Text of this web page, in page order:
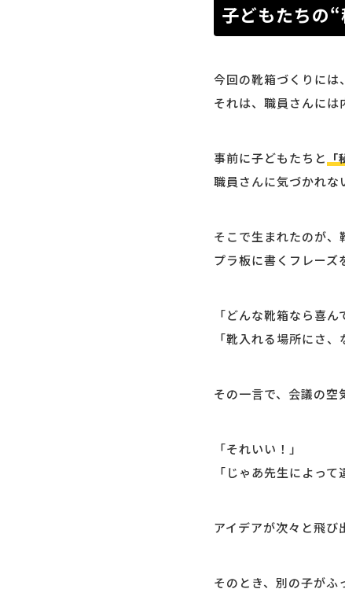
子どもたちの
今回の靴箱づくりには
それは、職員さんには
事前に子どもたちと
職員さんに気づかれな
そこで生まれたのが、
プラ板に書くフレーズ
「どんな靴箱なら喜ん
「靴入れる場所にさ
その一言で、会議の空
「それいい！」
「じゃあ先生によって
アイデアが次々と飛び
そのとき、別の子がふ